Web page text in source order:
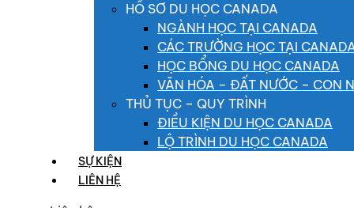
HỒ SƠ DU HỌC CANADA
NGÀNH HỌC TẠI CANADA
CÁC TRƯỜNG HỌC TẠI
HỌC BỔNG DU HỌC CANADA
VĂN HÓA – ĐẤT NƯỚC – CON
THỦ TỤC – QUY TRÌNH
ĐIỀU KIỆN DU HỌC CANADA
LỘ TRÌNH DU HỌC CANADA
SỰ KIỆN
LIÊN HỆ